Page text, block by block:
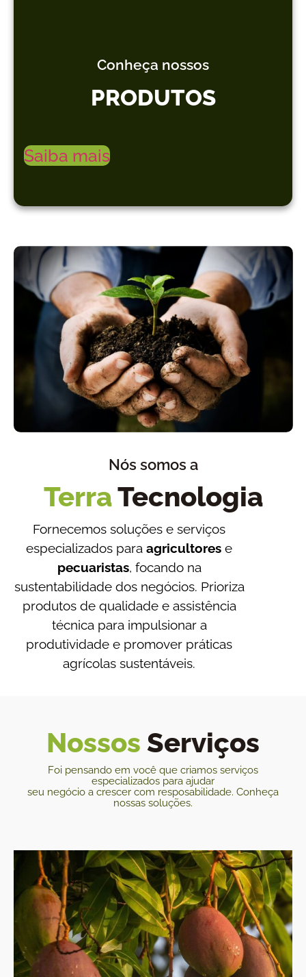
Conheça nossos
PRODUTOS
Saiba mais
Nós somos a
TerraTecnologia
Fornecemos soluções e serviços
especializados paraagricultores e
pecuaristas, focando na
sustentabilidade dos negócios. Prioriza
produtos de qualidade e assistência
técnica para impulsionar a
produtividade e promover práticas
agrícolas sustentáveis.
Nossos Serviços
Foi pensando em você que criamos serviços
especializados para ajudar
seu negócio a crescer com resposabilidade. Conheça
nossas soluções.